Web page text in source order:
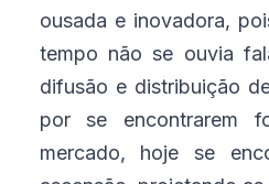
ousada e inovadora,
tempo não se ouvia
difusão e distribuição
por se encontrarem
mercado, hoje se